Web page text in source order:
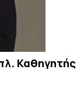
Καθηγητής